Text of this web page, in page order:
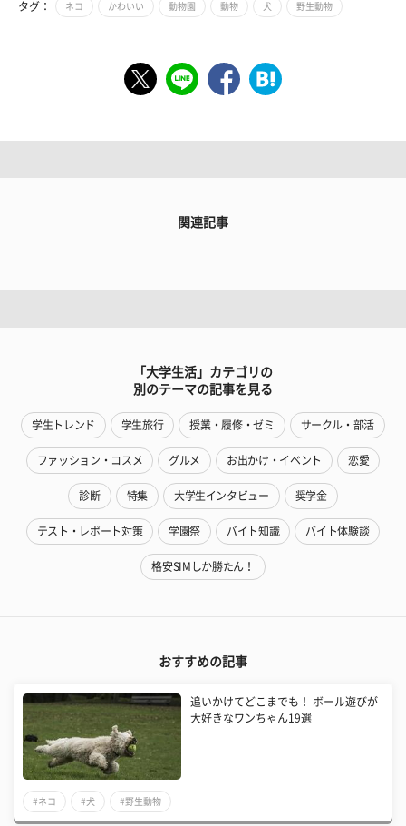
タグ： ネコ かわいい 動物園 動物 犬 野生動物
関連記事
「大学生活」カテゴリの
別のテーマの記事を見る
学生トレンド 学生旅行 授業・履修・ゼミ サークル・部活
ファッション・コスメ グルメ お出かけ・イベント 恋愛
診断 特集 大学生インタビュー 奨学金
テスト・レポート対策 学園祭 バイト知識 バイト体験談
格安SIMしか勝たん！
おすすめの記事
追いかけてどこまでも！ ボール遊びが
大好きなワンちゃん19選
#ネコ #犬 #野生動物